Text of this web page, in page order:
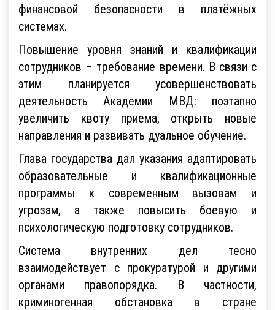
финансовой безопасности в платёжных
системах.
Повышение уровня знаний и квалификации
сотрудников – требование времени. В связи с
этим планируется усовершенствовать
деятельность Академии МВД: поэтапно
увеличить квоту приема, открыть новые
направления и развивать дуальное обучение.
Глава государства дал указания адаптировать
образовательные и квалификационные
программы к современным вызовам и
угрозам, а также повысить боевую и
психологическую подготовку сотрудников.
Система внутренних дел тесно
взаимодействует с прокуратурой и другими
органами правопорядка. В частности,
криминогенная обстановка в стране